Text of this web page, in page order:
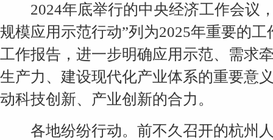
2024年底举行的中央经济工作会议
规模应用示范行动”列为2025年重要的
工作报告，进一步明确应用示范、需求
生产力、建设现代化产业体系的重要意
动科技创新、产业创新的合力。
各地纷纷行动。前不久召开的杭州人